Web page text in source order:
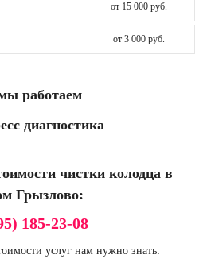
от 15 000 руб.
от 3 000 руб.
работаем
диагностика
чистки колодца в
Грызлово:
185-23-08
услуг нам нужно знать: